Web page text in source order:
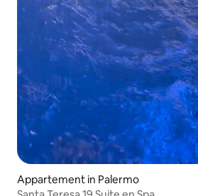
Appartement in Palermo